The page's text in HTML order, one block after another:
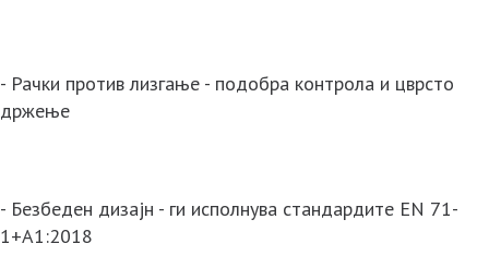
- Рачки против лизгање - подобра контрола и цврсто
држење
- Безбеден дизајн - ги исполнува стандардите EN 71-
1+A1:2018